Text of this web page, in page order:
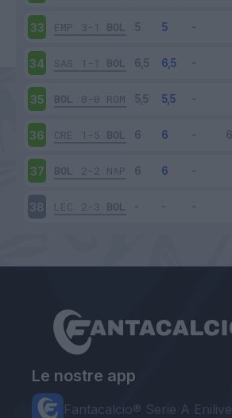
33 EMP 3-1 BOL
34 SAS 1-1 BOL
35 BOL 0-0 ROM
36 CRE 1-5 BOL
37 BOL 2-2 NAP
38 LEC 2-3 BOL
Le nostre app
Fantacalcio® Serie A Enilive